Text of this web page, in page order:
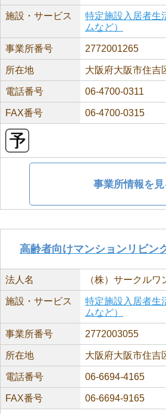
施設・サービス
特定施設入居者生
ムなど）
事業所番号 2772001265
所在地 大阪府大阪市住吉
電話番号 06-4700-0311
FAX番号 06-4700-0315
事業所情報を見
高齢者向けマンションリビン
法人名 （株）サークルワ
施設・サービス
特定施設入居者生
ムなど）
事業所番号 2772003055
所在地 大阪府大阪市住吉
電話番号 06-6694-4165
FAX番号 06-6694-9165